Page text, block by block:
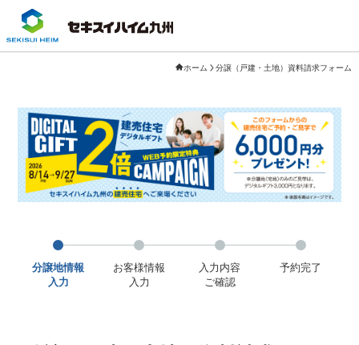
ホーム 分譲（戸建・土地）資料請求フォーム
分譲地情報
入力
お客様情報
入力
入力内容
ご確認
予約完了